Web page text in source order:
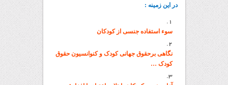
در این زمینه :
سوء استفاده جنسی از کودکان
نگاهی برحقوق جهانی کودک و کنوانسیون حقوق
کودک …